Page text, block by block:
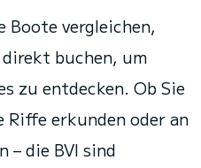
Boote vergleichen,
buchen, um
zu entdecken. Ob Sie
Riffe erkunden oder an
– die BVI sind